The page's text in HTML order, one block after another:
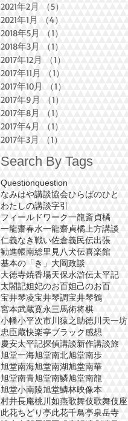
2021年2月
（5）
2021年1月
（4）
2018年5月
（1）
2018年3月
（1）
2017年12月
（1）
2017年11月
（1）
2017年10月
（1）
2017年9月
（1）
2017年8月
（1）
2017年4月
（1）
2017年3月
（1）
Search By Tags
Questionquestion
なみはや講談協会ひらばのひと
わたしの講談字引
フィールドワーク一龍斎貞橘
一龍齋春水一龍齋貞橘 上方講談
仁義なき戦い佐倉義民伝出張
勧進帳南総里見八犬伝喜楽館
基本の「き」 大岡政談
大徳寺焼香場天保水滸伝太平記
太閤記妲妃のお百妲己のお百
宝井琴凌宝井琴調宝井琴鶴
宮本武蔵寛永三馬術将棋
小幡小平次市川猿之助徳川天一坊
忠臣蔵快楽亭ブラック感想
慶安太平記探偵講談新作講談旅
旭堂一海旭堂南北旭堂南歩
旭堂南海旭堂南湖旭堂南華
旭堂南青旭堂南鱗旭堂南龍
旭堂小南陵旭堂鱗林映像本
村井長庵桃川如燕歌舞伎歌舞伎座
此花ちどり亭此花千鳥亭泉岳寺